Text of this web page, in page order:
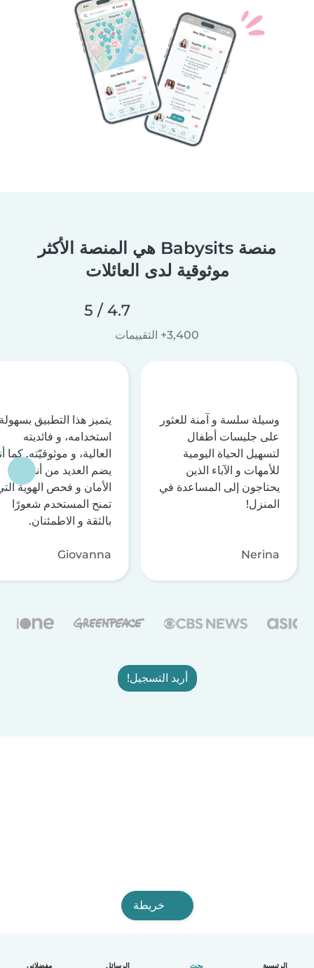
الرئيسية بحث الرسائل مفضلاتي
منصة Babysits هي المنصة الأكثر
موثوقية لدى العائلات
4.7 / 5
3,400+ التقييمات
وسيلة سلسة و آمنة للعثور
على جليسات أطفال
لتسهيل الحياة اليومية
للأمهات و الآباء الذين
يحتاجون إلى المساعدة في
المنزل!
Nerina
يتميز هذا التطبيق
استخدامه، و فائديته
العالية، و موثوقيّته. كما
يضم العديد من أنظمة
الأمان و فحص الهوية
تمنح المستخدم شعورًا
بالثقة و الاطمئنان.
Giovanna
أريد التسجيل!
خريطة